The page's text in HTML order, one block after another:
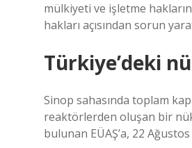
mülkiyeti ve işletme
hakları açısından sorun
Türkiye’deki
Sinop sahasında toplam
reaktörlerden oluşan bir
bulunan EÜAŞ’a, 22